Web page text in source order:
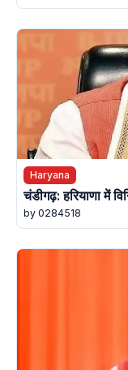
Haryana
चंडीगढ़: हरियाणा में
by 0284518